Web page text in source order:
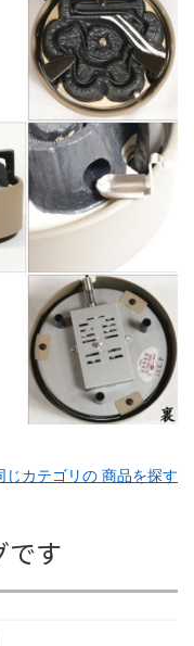
じカテゴリの 商品を探す
です